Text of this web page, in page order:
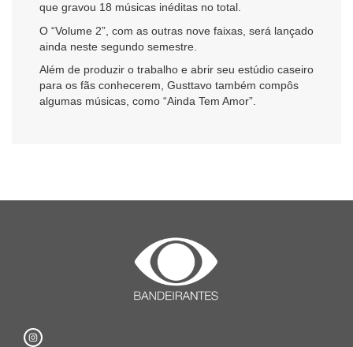
que gravou 18 músicas inéditas no total.
O “Volume 2”, com as outras nove faixas, será lançado
ainda neste segundo semestre.
Além de produzir o trabalho e abrir seu estúdio caseiro
para os fãs conhecerem, Gusttavo também compôs
algumas músicas, como “Ainda Tem Amor”.